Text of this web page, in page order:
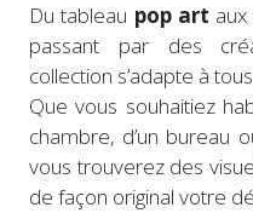
Du tableau pop art
passant par des
collection s’adapte à
Que vous souhaitiez
chambre, d’un bureau
vous trouverez des
de façon original votre